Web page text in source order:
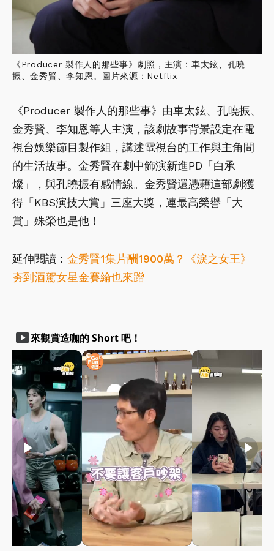
《Producer 製作人的那些事》劇照，主演：車太鉉、孔曉
振、金秀賢、李知恩。圖片來源：Netflix
《Producer 製作人的那些事》由車太鉉、孔曉振、
金秀賢、李知恩等人主演，該劇故事背景設定在電
視台娛樂節目製作組，講述電視台的工作與主角間
的生活故事。金秀賢在劇中飾演新進PD「白承
燦」，與孔曉振有感情線。金秀賢還憑藉這部劇獲
得「KBS演技大賞」三座大獎，連最高榮譽「大
賞」殊榮也是他！
延伸閱讀： 金秀賢1集片酬1900萬？《淚之女王》
夯到酒駕女星金賽綸也來蹭
smart_display來觀賞造咖的 Short 吧！
play_arrow play_arrow play_arrow